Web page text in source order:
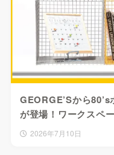
GEORGE’Sから
が登場！ワークスペ
2026年7月10日